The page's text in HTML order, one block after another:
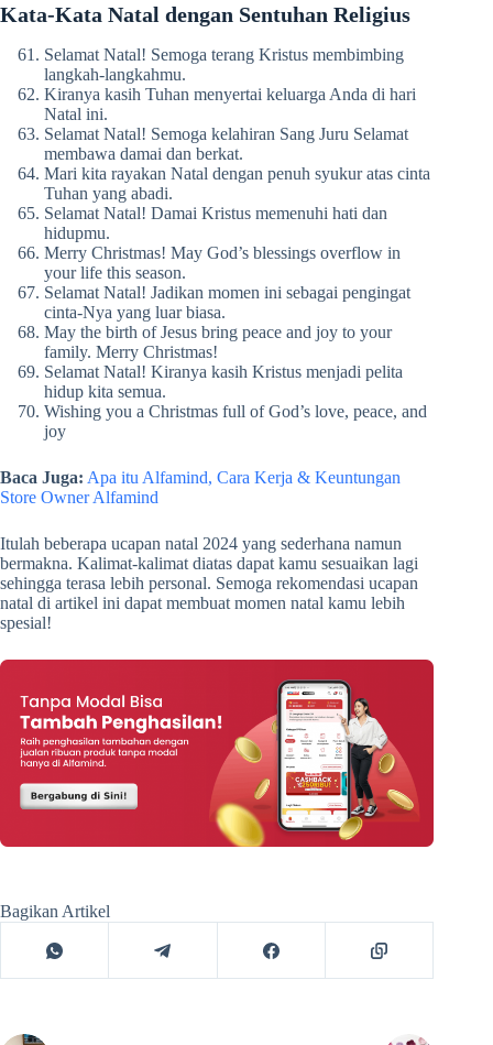
Kata-Kata Natal dengan Sentuhan Religius
Selamat Natal! Semoga terang Kristus membimbing
langkah-langkahmu.
Kiranya kasih Tuhan menyertai keluarga Anda di hari
Natal ini.
Selamat Natal! Semoga kelahiran Sang Juru Selamat
membawa damai dan berkat.
Mari kita rayakan Natal dengan penuh syukur atas cinta
Tuhan yang abadi.
Selamat Natal! Damai Kristus memenuhi hati dan
hidupmu.
Merry Christmas! May God’s blessings overflow in
your life this season.
Selamat Natal! Jadikan momen ini sebagai pengingat
cinta-Nya yang luar biasa.
May the birth of Jesus bring peace and joy to your
family. Merry Christmas!
Selamat Natal! Kiranya kasih Kristus menjadi pelita
hidup kita semua.
Wishing you a Christmas full of God’s love, peace, and
joy
Baca Juga: Apa itu Alfamind, Cara Kerja & Keuntungan
Store Owner Alfamind
Itulah beberapa ucapan natal 2024 yang sederhana namun
bermakna. Kalimat-kalimat diatas dapat kamu sesuaikan lagi
sehingga terasa lebih personal. Semoga rekomendasi ucapan
natal di artikel ini dapat membuat momen natal kamu lebih
spesial!
Bagikan Artikel